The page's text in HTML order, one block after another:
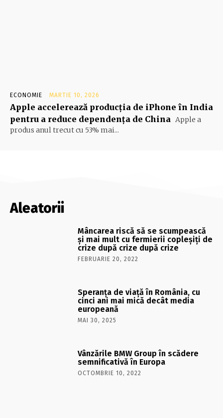
ECONOMIE MARTIE 10, 2026
Apple accelerează producția de iPhone în India
pentru a reduce dependența de China Apple a
produs anul trecut cu 53% mai...
Aleatorii
Mâncarea riscă să se scumpească
şi mai mult cu fermierii copleşiţi de
crize după crize după crize
FEBRUARIE 20, 2022
Speranța de viață în România, cu
cinci ani mai mică decât media
europeană
MAI 30, 2025
Vânzările BMW Group în scădere
semnificativă în Europa
OCTOMBRIE 10, 2022